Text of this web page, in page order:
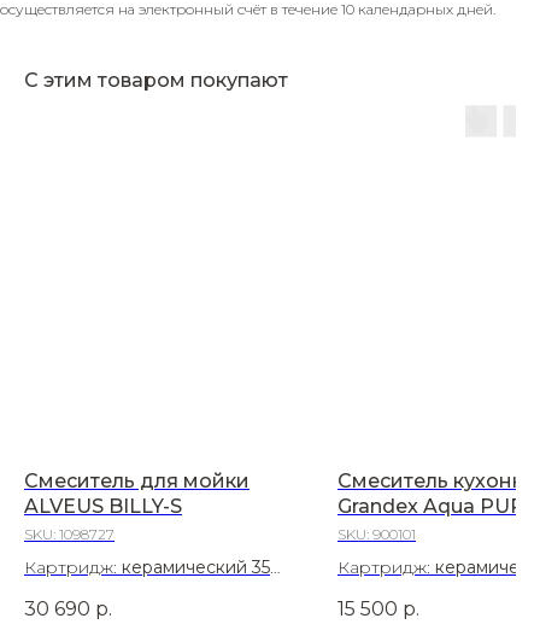
осуществляется на электронный счёт в течение 10 календарных дней.
С этим товаром покупают
Смеситель для мойки
ALVEUS BILLY-S
SKU: 1098727
Картридж: керамический 35
Материал:
30 690 р.
Смеситель
Grandex Aqua
SKU: 900101
Картридж:
Материал:
15 500 р.